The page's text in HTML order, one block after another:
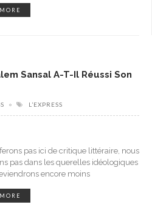
Sansal A-T-Il Réussi Son
L’EXPRESS
pas ici de critique littéraire, nous
pas dans les querelles idéologiques
encore moins